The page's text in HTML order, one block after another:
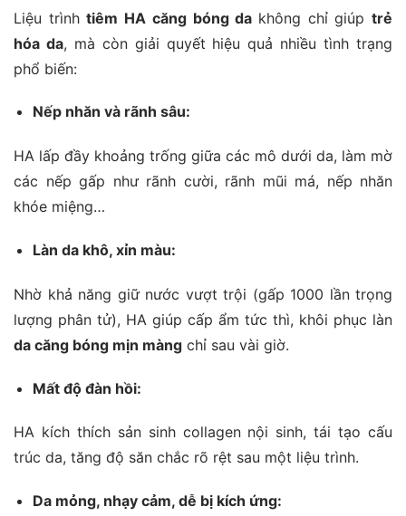
Liệu trìnhtiêm HA căng bóng da không chỉ giúptrẻ
hóa da, mà còn giải quyết hiệu quả nhiều tình trạng
phổ biến:
Nếp nhăn và rãnh sâu:
HA lấp đầy khoảng trống giữa các mô dưới da, làm mờ
các nếp gấp như rãnh cười, rãnh mũi má, nếp nhăn
khóe miệng…
Làn da khô, xỉn màu:
Nhờ khả năng giữ nước vượt trội (gấp 1000 lần trọng
lượng phân tử), HA giúp cấp ẩm tức thì, khôi phục làn
da căng bóng mịn màng chỉ sau vài giờ.
Mất độ đàn hồi:
HA kích thích sản sinh collagen nội sinh, tái tạo cấu
trúc da, tăng độ săn chắc rõ rệt sau một liệu trình.
Da mỏng, nhạy cảm, dễ bị kích ứng: